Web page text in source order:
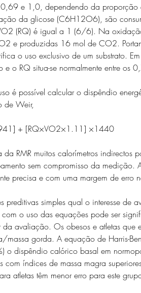
e 1,0, dependendo da proporção
da glicose (C6H12O6), são
(RQ) é igual a 1 (6/6). Na
e produzidas 16 mol de CO2.
o uso exclusivo de um substrato.
e o RQ situa-se normalmente entre os
é possível calcular o dispêndio
de Weir,
+ [RQ×VO2×1.11] ×1440
RMR muitos calorímetros indirectos
sem compromisso da
precisa e com uma margem de erro
preditivas simples qual o interesse de
o uso das equações pode ser
avaliação. Os obesos e atletas que
massa gorda. A equação de Harris-
o dispêndio calórico basal em
com índices de massa magra
atletas têm menor erro para este